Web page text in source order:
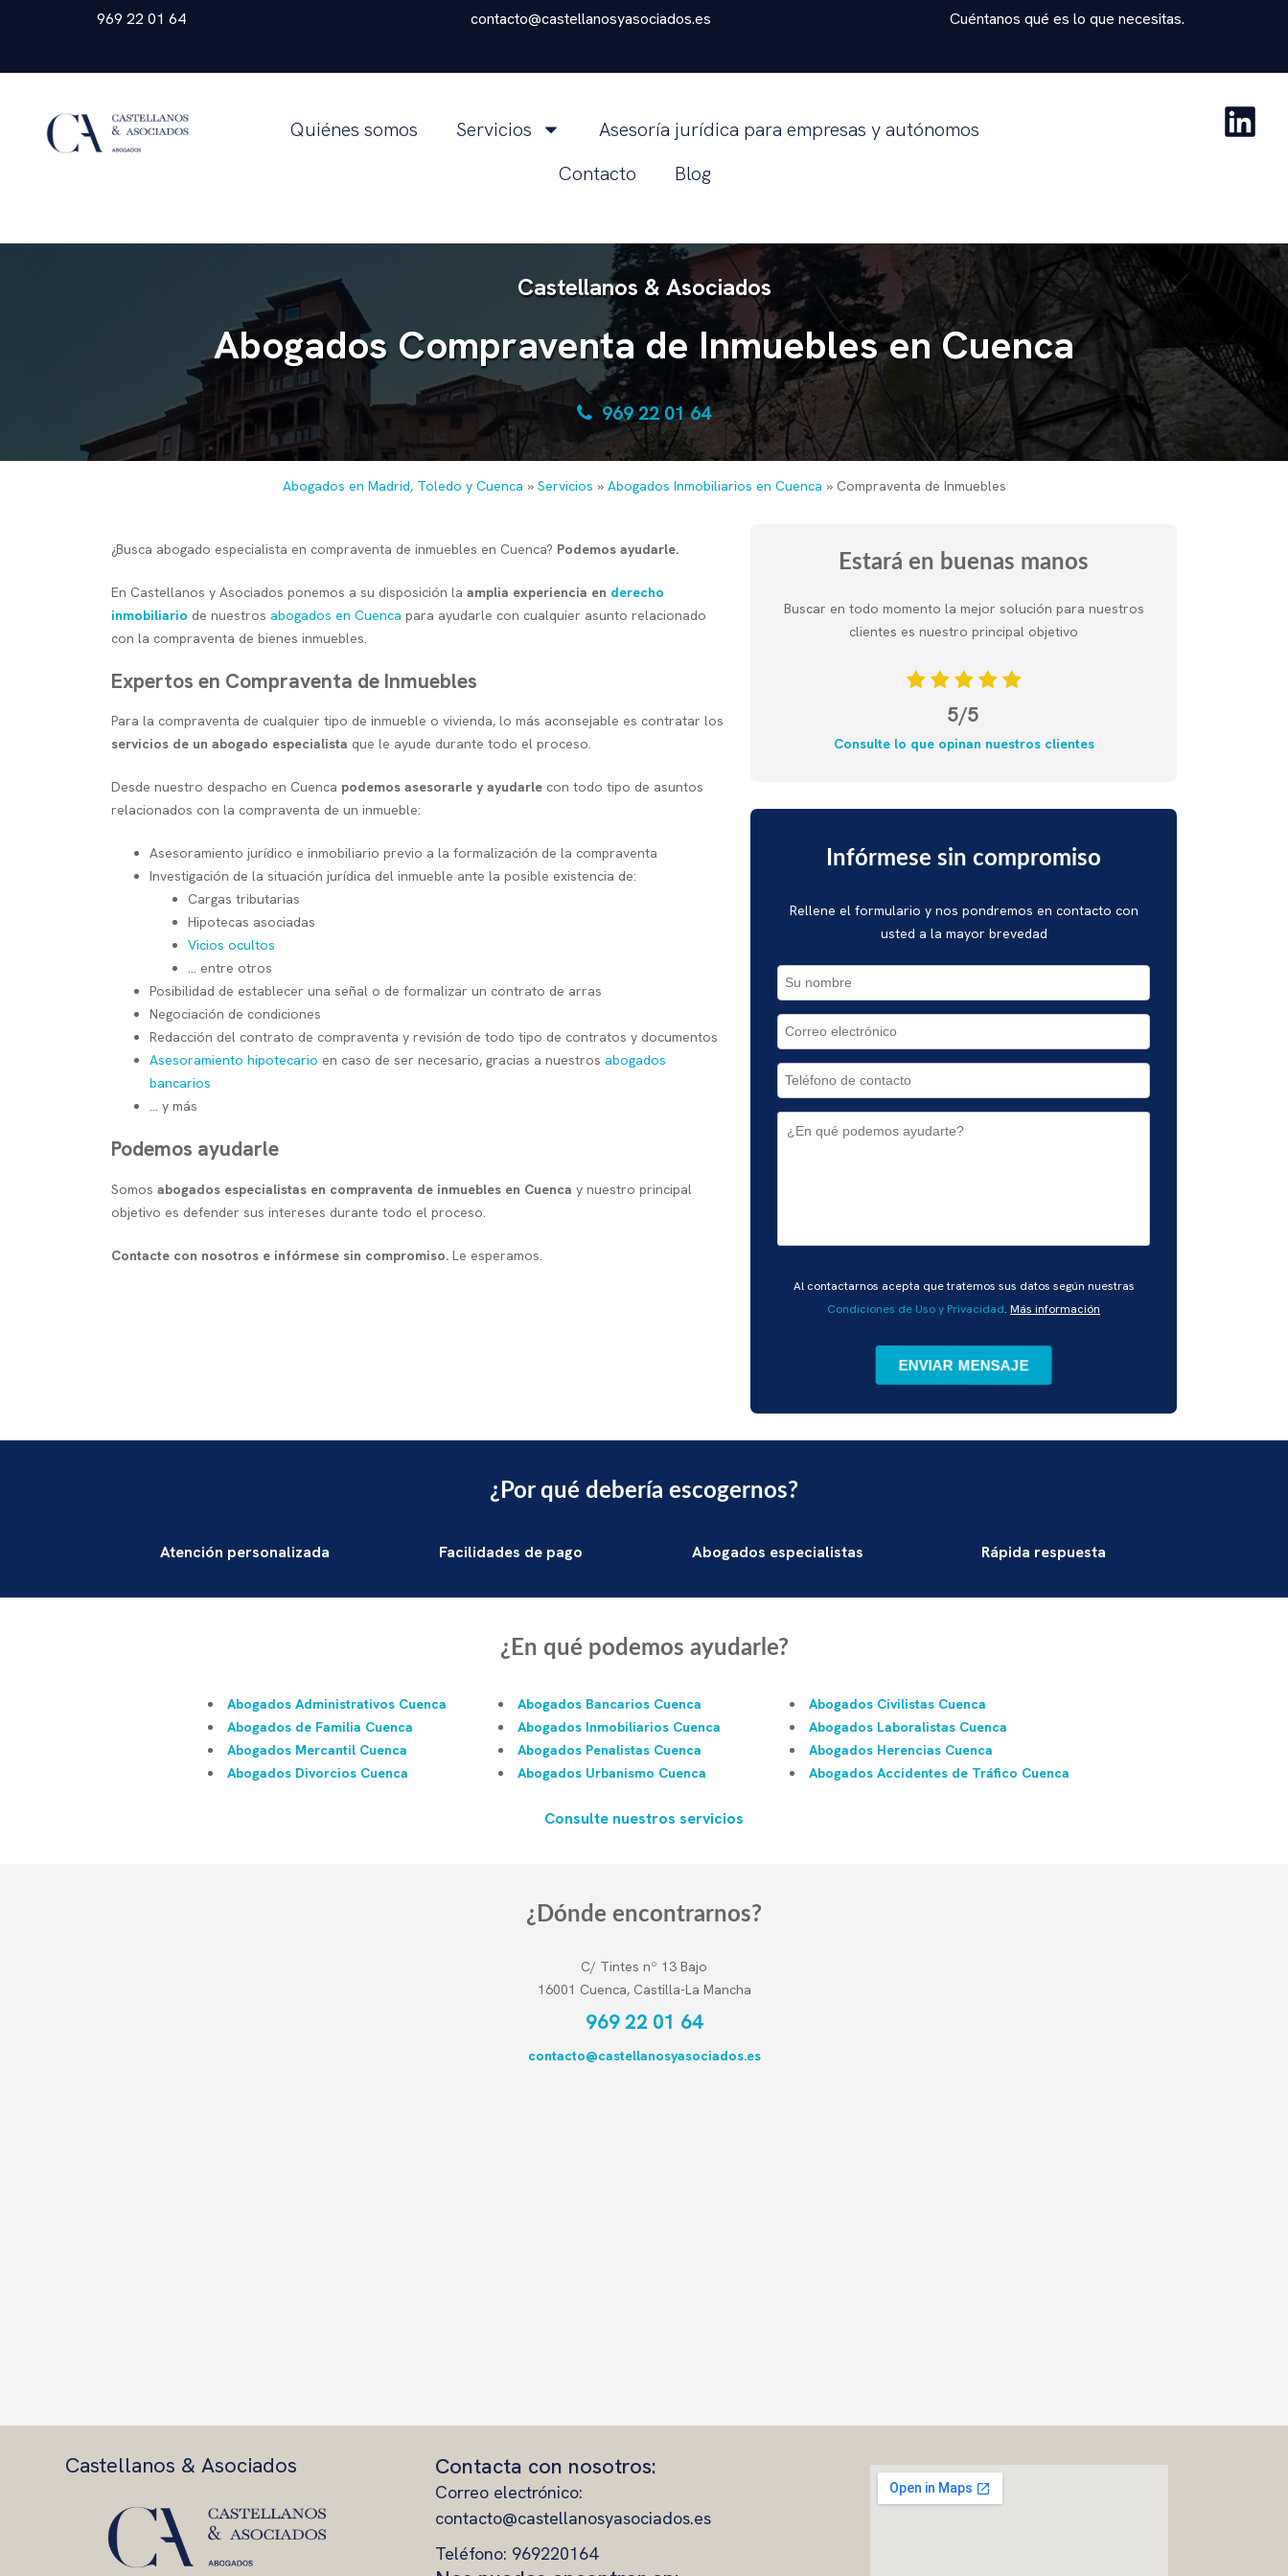
969 22 01 64 contacto@castellanosyasociados.es Cuéntanos qué es lo que necesitas.
Quiénes somos Servicios
Asesoría jurídica para empresas y autónomos
Contacto
Blog
Castellanos & Asociados
Abogados Compraventa de Inmuebles en Cuenca
969 22 01 64
Abogados en Madrid, Toledo y Cuenca » Servicios » Abogados Inmobiliarios en Cuenca » Compraventa de Inmuebles
¿Busca abogado especialista en compraventa de inmuebles en Cuenca? Podemos ayudarle.
En Castellanos y Asociados ponemos a su disposición la amplia experiencia en derecho
inmobiliario de nuestros abogados en Cuenca para ayudarle con cualquier asunto relacionado
con la compraventa de bienes inmuebles.
Expertos en Compraventa de Inmuebles
Para la compraventa de cualquier tipo de inmueble o vivienda, lo más aconsejable es contratar los
servicios de un abogado especialista que le ayude durante todo el proceso.
Desde nuestro despacho en Cuenca podemos asesorarle y ayudarle con todo tipo de asuntos
relacionados con la compraventa de un inmueble:
Asesoramiento jurídico e inmobiliario previo a la formalización de la compraventa
Investigación de la situación jurídica del inmueble ante la posible existencia de:
Cargas tributarias
Hipotecas asociadas
Vicios ocultos
... entre otros
Posibilidad de establecer una señal o de formalizar un contrato de arras
Negociación de condiciones
Redacción del contrato de compraventa y revisión de todo tipo de contratos y documentos
Asesoramiento hipotecario en caso de ser necesario, gracias a nuestros abogados
bancarios
... y más
Podemos ayudarle
Somos abogados especialistas en compraventa de inmuebles en Cuenca y nuestro principal
objetivo es defender sus intereses durante todo el proceso.
Contacte con nosotros e infórmese sin compromiso. Le esperamos.
Estará en buenas manos
Buscar en todo momento la mejor solución para nuestros
clientes es nuestro principal objetivo
5/5
Consulte lo que opinan nuestros clientes
Infórmese sin compromiso
Rellene el formulario y nos pondremos en contacto con
usted a la mayor brevedad
favor,
Al contactarnos acepta que tratemos sus datos según nuestras
Condiciones de Uso y Privacidad. Más información
¿Por qué debería escogernos?
Atención personalizada Facilidades de pago Abogados especialistas Rápida respuesta
¿En qué podemos ayudarle?
Abogados Administrativos Cuenca Abogados Bancarios Cuenca
Abogados Civilistas Cuenca
Abogados de Familia Cuenca
Abogados Inmobiliarios Cuenca
Abogados Laboralistas Cuenca
Abogados Mercantil Cuenca
Abogados Penalistas Cuenca
Abogados Herencias Cuenca
Abogados Divorcios Cuenca
Abogados Urbanismo Cuenca Abogados Accidentes de Tráfico Cuenca
Consulte nuestros servicios
¿Dónde encontrarnos?
C/ Tintes nº 13 Bajo
16001 Cuenca, Castilla-La Mancha
969 22 01 64
contacto@castellanosyasociados.es
Castellanos & Asociados Contacta con nosotros:
Correo electrónico:
contacto@castellanosyasociados.es
Teléfono: 969220164